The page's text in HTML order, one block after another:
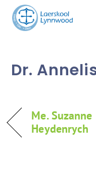
content
Dr.
Me. Suzanne
Heydenrych